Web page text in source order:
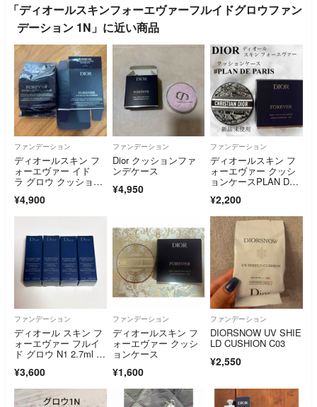
「ディオールスキンフォーエヴァーフルイドグロウファン
デーション 1N」に近い商品
ファンデーション
ディオールスキン フ
ォーエヴァー イド
ラ グロウ クッショ
ル
¥4,900
ファンデーション
Dior クッションファ
ンデケース
¥4,950
ファンデーション
ディオールスキン フ
ォーエヴァー クッシ
ョンケースPLAN D
¥2,200
ファンデーション
ディオール スキン フ
ォーエヴァー フルイ
ド グロウ N1 2.7ml ×
¥3,600
ファンデーション
ディオールスキン フ
ォーエヴァー クッシ
ョンケース
¥1,600
ファンデーション
DIORSNOW UV SHIE
LD CUSHION C03
¥2,550